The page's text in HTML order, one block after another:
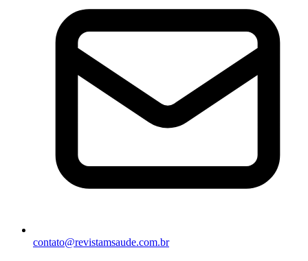
contato@revistamsaude.com.br